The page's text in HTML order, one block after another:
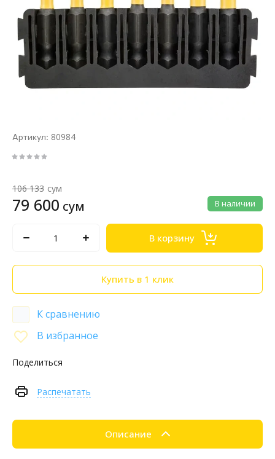
Артикул: 80984
В наличии
106 133 сум
79 600 сум
В корзину
Купить в 1 клик
К сравнению
В избранное
Поделиться
Распечатать
Описание